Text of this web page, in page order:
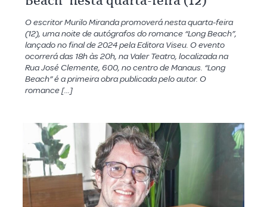
O escritor Murilo Miranda promoverá nesta quarta-feira
(12), uma noite de autógrafos do romance “Long Beach”,
lançado no final de 2024 pela Editora Viseu. O evento
ocorrerá das 18h às 20h, na Valer Teatro, localizada na
Rua José Clemente, 600, no centro de Manaus. “Long
Beach” é a primeira obra publicada pelo autor. O
romance […]